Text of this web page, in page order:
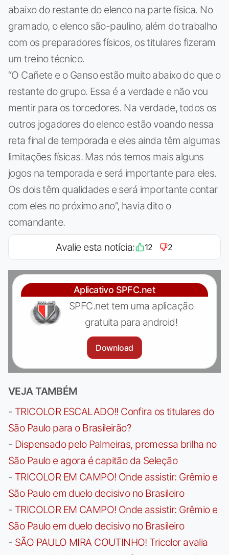
abaixo do restante do elenco na parte física. No
gramado, o elenco são-paulino, além do trabalho
com os preparadores físicos, os titulares fizeram
um treino técnico.
“O Cañete e o Ganso estão muito abaixo do que o
restante do grupo. Essa é a verdade e não vou
mentir para os torcedores. Na verdade, todos os
outros jogadores do elenco estão voando nessa
reta final de temporada e eles ainda têm algumas
limitações físicas. Mas nós temos mais alguns
jogos na temporada e será importante para eles.
Os dois têm qualidades e será importante contar
com eles no próximo ano”, havia dito o
comandante.
Avalie esta notícia: 12 2
Aplicativo SPFC.net
SPFC.net tem uma aplicação
gratuita para android!
Download
VEJA TAMBÉM
- TRICOLOR ESCALADO!! Confira os titulares do
São Paulo para o Brasileirão?
- Dispensado pelo Palmeiras, promessa brilha no
São Paulo e agora é capitão da Seleção
- TRICOLOR EM CAMPO! Onde assistir: Grêmio e
São Paulo em duelo decisivo no Brasileiro
- TRICOLOR EM CAMPO! Onde assistir: Grêmio e
São Paulo em duelo decisivo no Brasileiro
- SÃO PAULO MIRA COUTINHO! Tricolor avalia